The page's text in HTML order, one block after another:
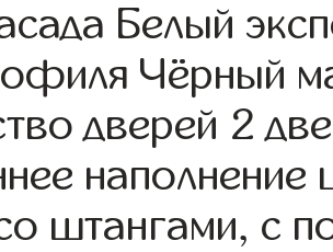
Белый
Чёрный
дверей 2
штангами, с